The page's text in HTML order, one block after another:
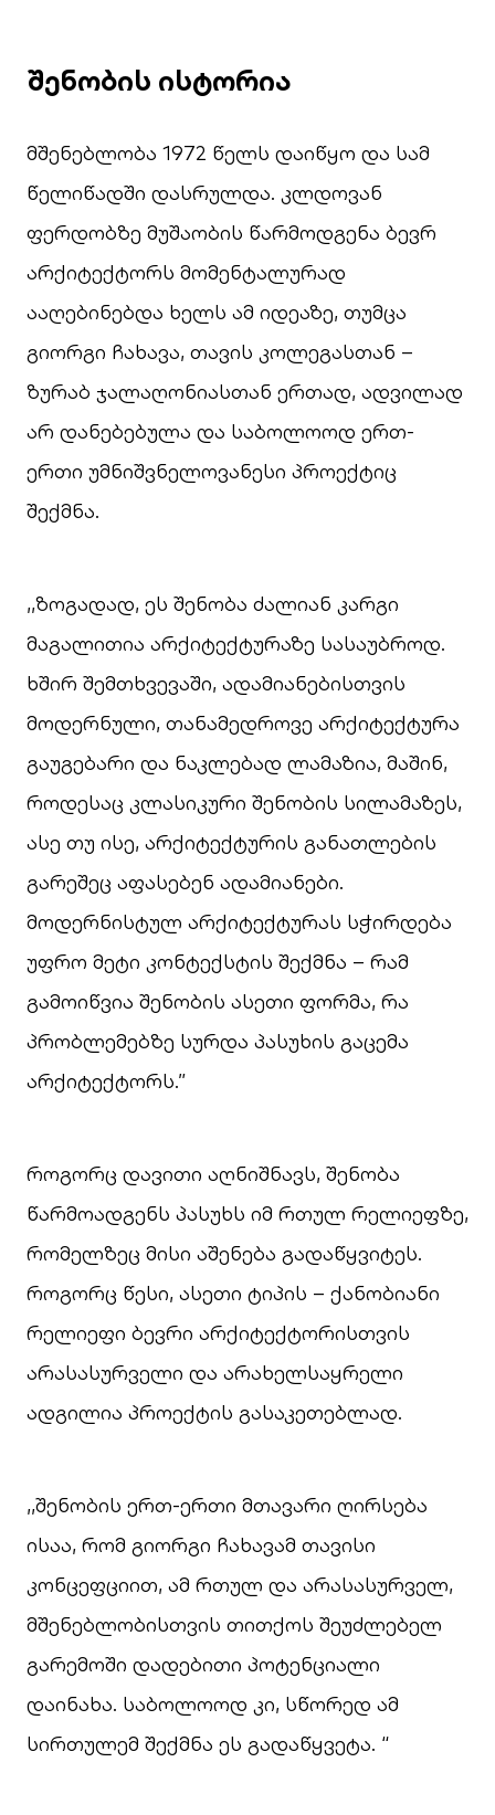
შენობის ისტორია
მშენებლობა 1972 წელს დაიწყო და სამ
წელიწადში დასრულდა. კლდოვან
ფერდობზე მუშაობის წარმოდგენა ბევრ
არქიტექტორს მომენტალურად
ააღებინებდა ხელს ამ იდეაზე, თუმცა
გიორგი ჩახავა, თავის კოლეგასთან –
ზურაბ ჯალაღონიასთან ერთად, ადვილად
არ დანებებულა და საბოლოოდ ერთ-
ერთი უმნიშვნელოვანესი პროექტიც
შექმნა.
,,ზოგადად, ეს შენობა ძალიან კარგი
მაგალითია არქიტექტურაზე სასაუბროდ.
ხშირ შემთხვევაში, ადამიანებისთვის
მოდერნული, თანამედროვე არქიტექტურა
გაუგებარი და ნაკლებად ლამაზია, მაშინ,
როდესაც კლასიკური შენობის სილამაზეს,
ასე თუ ისე, არქიტექტურის განათლების
გარეშეც აფასებენ ადამიანები.
მოდერნისტულ არქიტექტურას სჭირდება
უფრო მეტი კონტექსტის შექმნა – რამ
გამოიწვია შენობის ასეთი ფორმა, რა
პრობლემებზე სურდა პასუხის გაცემა
არქიტექტორს.”
როგორც დავითი აღნიშნავს, შენობა
წარმოადგენს პასუხს იმ რთულ რელიეფზე,
რომელზეც მისი აშენება გადაწყვიტეს.
როგორც წესი, ასეთი ტიპის – ქანობიანი
რელიეფი ბევრი არქიტექტორისთვის
არასასურველი და არახელსაყრელი
ადგილია პროექტის გასაკეთებლად.
,,შენობის ერთ-ერთი მთავარი ღირსება
ისაა, რომ გიორგი ჩახავამ თავისი
კონცეფციით, ამ რთულ და არასასურველ,
მშენებლობისთვის თითქოს შეუძლებელ
გარემოში დადებითი პოტენციალი
დაინახა. საბოლოოდ კი, სწორედ ამ
სირთულემ შექმნა ეს გადაწყვეტა. “